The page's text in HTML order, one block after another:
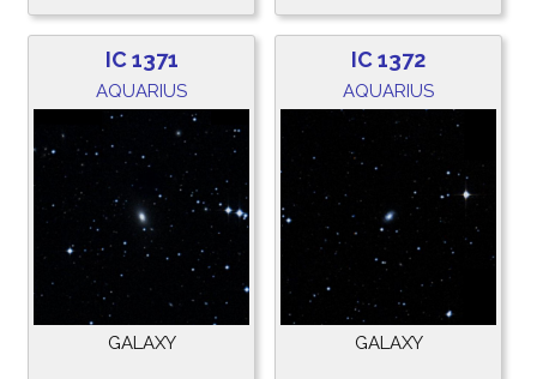
IC 1371
AQUARIUS
GALAXY
IC 1372
AQUARIUS
GALAXY